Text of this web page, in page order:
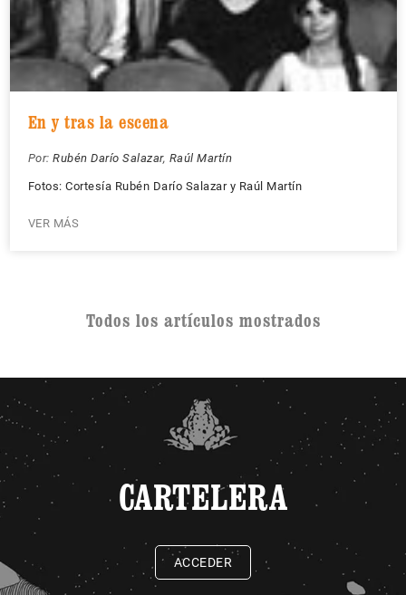
En y tras la escena
Por: Rubén Darío Salazar, Raúl Martín
Fotos: Cortesía Rubén Darío Salazar y Raúl Martín
VER MÁS
Todos los artículos mostrados
CARTELERA
ACCEDER